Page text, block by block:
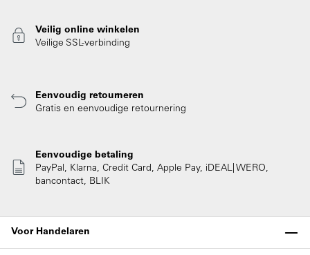
Veilig online winkelen
Veilige SSL-verbinding
Eenvoudig retourneren
Gratis en eenvoudige retournering
Eenvoudige betaling
PayPal, Klarna, Credit Card, Apple Pay, iDEAL| WERO,
bancontact, BLIK
Voor Handelaren